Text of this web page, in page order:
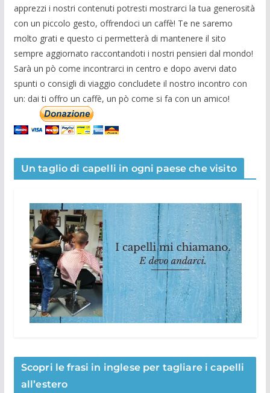
apprezzi i nostri contenuti potresti mostrarci la tua generosità
con un piccolo gesto, offrendoci un caffè! Te ne saremo
molto grati e questo ci permetterà di mantenere il sito
sempre aggiornato raccontandoti i nostri pensieri dal mondo!
Sarà un pò come incontrarci in centro e dopo avervi dato
spunti o consigli di viaggio concludete il nostro incontro con
un: dai ti offro un caffè, un pò come si fa con un amico!
Un taglio di capelli in ogni paese che visito
Scopri le frasi in inglese per tagliare i capelli
all’estero